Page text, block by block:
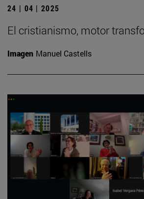
24 | 04 | 2025
El cristianismo, motor
Imagen Manuel Castells